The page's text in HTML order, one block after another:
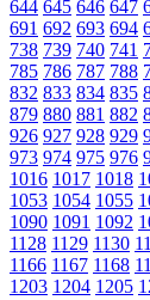
644 645 646 647
691 692 693 694
738 739 740 741
785 786 787 788
832 833 834 835
879 880 881 882
926 927 928 929
973 974 975 976
1016 1017 1018
1053 1054 1055
1090 1091 1092
1128 1129 1130
1166 1167 1168
1203 1204 1205